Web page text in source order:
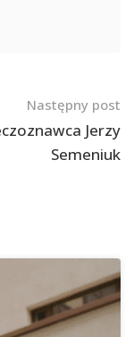
Następny post
Jerzy
Semeniuk